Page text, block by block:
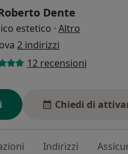
Dente
estetico · Altro
2 indirizzi
12 recensioni
Chiedi di
Indirizzi